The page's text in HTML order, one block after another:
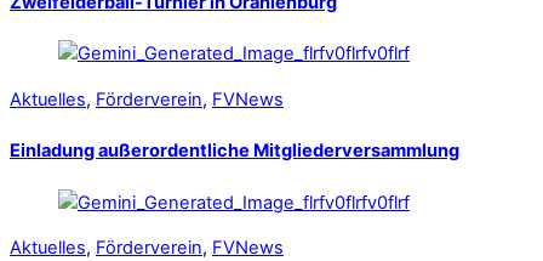
Aktuelles, Förderverein, FVNews
Einladung außerordentliche Mitgliederversammlung
Aktuelles, Förderverein, FVNews